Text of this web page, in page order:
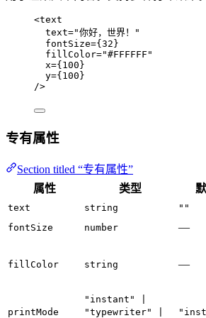
<text
text="你好，世界！
"
fontSize={ 32 }
fillColor="#FFFFFF "
x={ 100 }
y={ 100 }
/>
专有属性
Section titled “专有属性”
属性
类型
text string ""
fontSize number —
fillColor string —
printMode
"instant" |
"typewriter" |